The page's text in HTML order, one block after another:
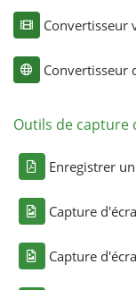
Convertisseur
Convertisseur
Outils de capture
Enregistrer
Capture
Capture